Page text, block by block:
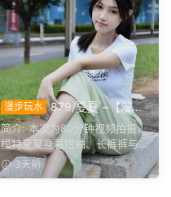
漫步玩水 879/夏夏 ~【漫步
磨袜】80分钟视频拍摄，模
特穿丝质船袜踩水踩泥，对焦
袜子磨损变化镜头。
简介: 本次为80分钟视频拍摄，
模特夏夏身着短袖、长裤裤与丝
质船袜，修整干净脚趾...
3天前